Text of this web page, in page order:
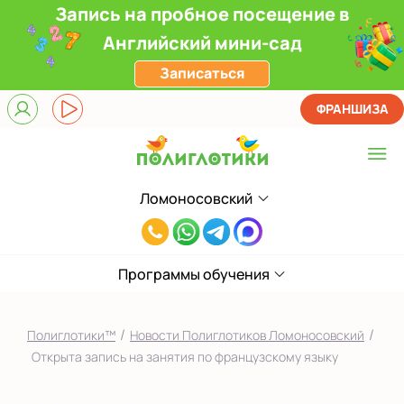
Запись на пробное посещение в
Английский мини-сад
Записаться
Ломоносовский
Выберите центр
Верхние Лихоборы
ЖК Прокшино
Фили
8(916)241-
33
ФРАНШИЗА
Программы обучения
Полиглотики™ / Новости Полиглотиков Ломоносовский /
Открыта запись на занятия по французскому языку